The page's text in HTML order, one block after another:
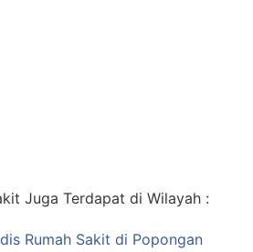
Juga Terdapat di Wilayah :
Rumah Sakit di Popongan